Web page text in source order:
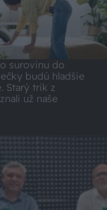
surovinu do
budú hladšie
Starý trik z
už naše